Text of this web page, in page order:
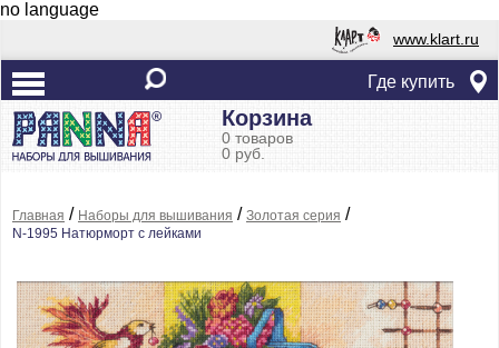
no language
www.klart.ru
Где купить
Корзина
0 товаров
0 руб.
Главная / Наборы для вышивания / Золотая серия /
N-1995 Натюрморт с лейками